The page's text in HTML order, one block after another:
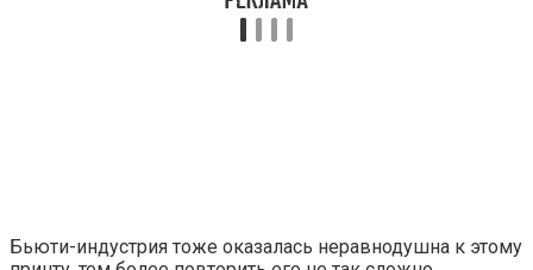
Бьюти-индустрия тоже оказалась неравнодушна к этому